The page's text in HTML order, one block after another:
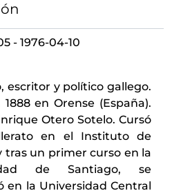
- 1976-04-10
escritor y político gallego.
en Orense (España).
Otero Sotelo. Cursó
en el Instituto de
tras un primer curso en la
de Santiago, se
en la Universidad Central